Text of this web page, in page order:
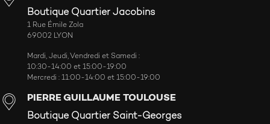
Boutique Quartier Jacobins
1 Rue Émile Zola
69002 LYON
Mardi, Jeudi, Vendredi et Samedi :
10:30-14:00 et 15:00-19:00
Mercredi : 11:00-14:00 et 15:00-19:00
PIERRE GUILLAUME TOULOUSE
Boutique Quartier Saint-Georges